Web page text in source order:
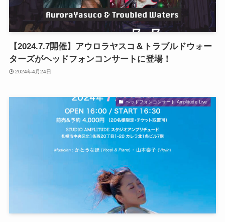
【2024.7.7開催】アウロラヤスコ＆トラブルドウォー
ターズがヘッドフォンコンサートに登場！
2024年4月24日
ヘッドフォンコンサート Amplitude Live